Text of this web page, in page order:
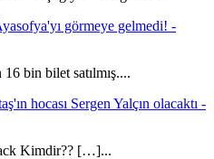
görmeye gelmedi! -
bin bilet satılmış....
hocası Sergen Yalçın olacaktı -
Kimdir?? […]...